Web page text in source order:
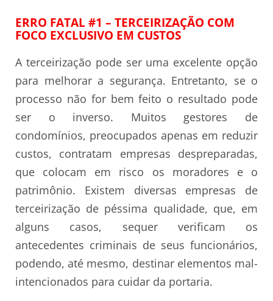
ERRO FATAL #1 – TERCEIRIZAÇÃO COM
FOCO EXCLUSIVO EM CUSTOS
A terceirização pode ser uma excelente opção
para melhorar a segurança. Entretanto, se o
processo não for bem feito o resultado pode
ser o inverso. Muitos gestores de
condomínios, preocupados apenas em reduzir
custos, contratam empresas despreparadas,
que colocam em risco os moradores e o
patrimônio. Existem diversas empresas de
terceirização de péssima qualidade, que, em
alguns casos, sequer verificam os
antecedentes criminais de seus funcionários,
podendo, até mesmo, destinar elementos mal-
intencionados para cuidar da portaria.